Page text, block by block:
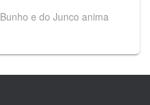
e do Junco anima